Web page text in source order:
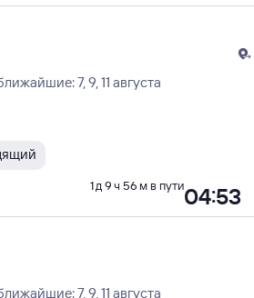
7, 9, 11 августа
04:53
1 д 9 ч 56 м в пути
7, 9, 11 августа